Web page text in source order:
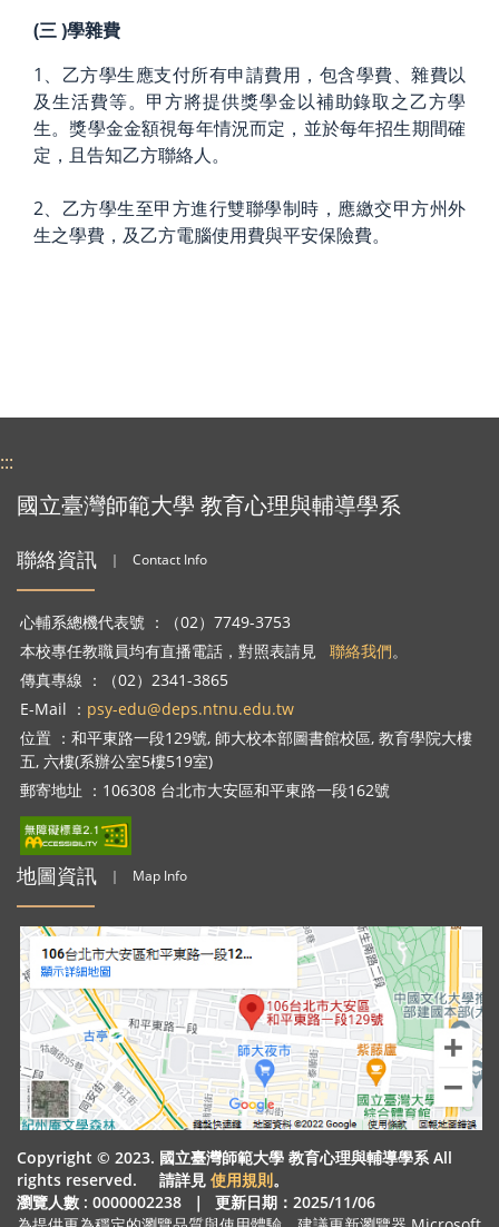
(三)學雜費
1、乙方學生應支付所有申請費用，包含學費、雜費以
及生活費等。甲方將提供獎學金以補助錄取之乙方學
生。獎學金金額視每年情況而定，並於每年招生期間確
定，且告知乙方聯絡人。
2、乙方學生至甲方進行雙聯學制時，應繳交甲方州外
生之學費，及乙方電腦使用費與平安保險費。
:::
國立臺灣師範大學 教育心理與輔導學系
聯絡資訊 ｜ Contact Info
心輔系總機代表號 ：（02）7749-3753
本校專任教職員均有直播電話，對照表請見 聯絡我們。
傳真專線 ：（02）2341-3865
E-Mail ： psy-edu@deps.ntnu.edu.tw
位置 ：和平東路一段129號, 師大校本部圖書館校區, 教育學院大樓
五, 六樓(系辦公室5樓519室)
郵寄地址 ：106308 台北市大安區和平東路一段162號
地圖資訊 ｜ Map Info
Copyright © 2023. 國立臺灣師範大學 教育心理與輔導學系 All
rights reserved. 請詳見 使用規則。
瀏覽人數 : 0000002238
｜
更新日期：2025/11/06